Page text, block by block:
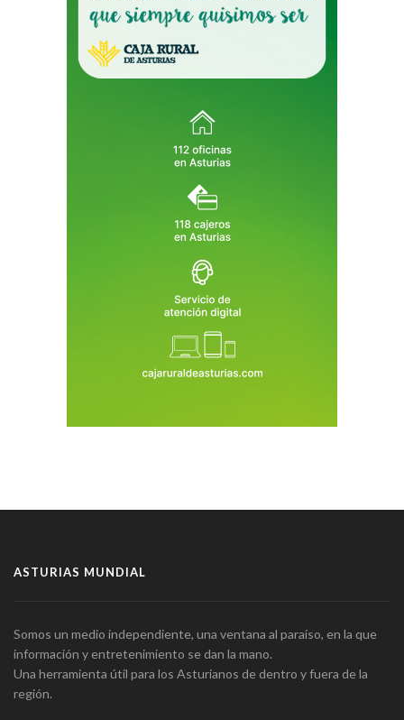
ASTURIAS MUNDIAL
Somos un medio independiente, una ventana al paraíso, en la que
información y entretenimiento se dan la mano.
Una herramienta útil para los Asturianos de dentro y fuera de la
región.